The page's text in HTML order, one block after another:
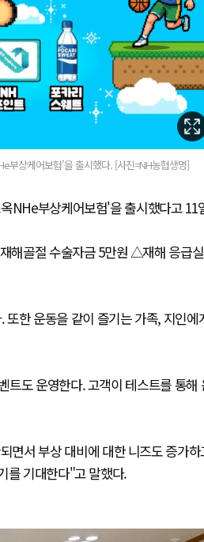
부상케어보험'을 출시했다. [사진=NH농협생명]
NHe부상케어보험'을 출시했다고 11
골절 수술자금 5만원 △재해 응급
한 운동을 같이 즐기는 가족, 지인에
도 운영한다. 고객이 테스트를 통해
면서 부상 대비에 대한 니즈도 증가
를 기대한다"고 말했다.